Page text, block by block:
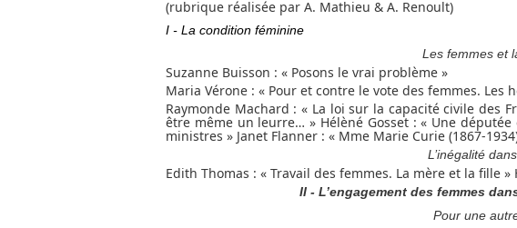
(rubrique réalisée par A. Mathieu & A. Renoult)
I - La condition féminine
Les femmes et
Suzanne Buisson : « Posons le vrai problème »
Maria Vérone : « Pour et contre le vote des femmes.
Raymonde Machard : « La loi sur la capacité civile des
être même un leurre… » Hélèné Gosset : « Une
ministres » Janet Flanner : « Mme Marie Curie (1867-
L’inégalité
Edith Thomas : « Travail des femmes. La mère et la fille
II - L’engagement des femmes
Pour une